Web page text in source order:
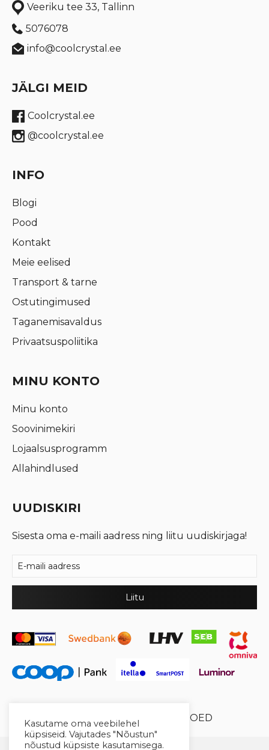
Veeriku tee 33, Tallinn
5076078
info@coolcrystal.ee
JÄLGI MEID
Coolcrystal.ee
@coolcrystal.ee
INFO
Blogi
Pood
Kontakt
Meie eelised
Transport & tarne
Ostutingimused
Taganemisavaldus
Privaatsuspoliitika
MINU KONTO
Minu konto
Soovinimekiri
Lojaalsusprogramm
Allahindlused
UUDISKIRI
Sisesta oma e-maili aadress ning liitu uudiskirjaga!
© 2026 Cool Crystal OÜ // XYSUM E-POED
Kasutame oma veebilehel
küpsiseid. Vajutades "Nõustun"
nõustud küpsiste kasutamisega.